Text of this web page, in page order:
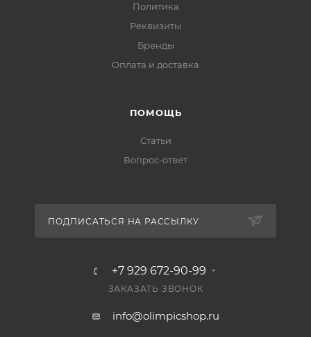
Политика
Реквизиты
Бренды
Оплата и доставка
ПОМОЩЬ
Статьи
Вопрос-ответ
ПОДПИСАТЬСЯ НА РАССЫЛКУ
+7 929 672-90-99
ЗАКАЗАТЬ ЗВОНОК
info@olimpicshop.ru